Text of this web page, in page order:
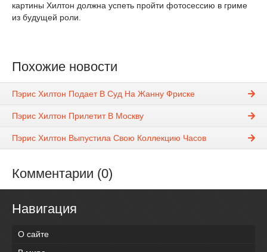
картины Хилтон должна успеть пройти фотосессию в гриме
из будущей роли.
Похожие новости
Пэрис Хилтон Подает В Суд На Жанну Фриске
Пэрис Хилтон Прилетит В Москву
Пэрис Хилтон Выпустила Свою Коллекцию Часов
Комментарии (0)
Навигация
О сайте